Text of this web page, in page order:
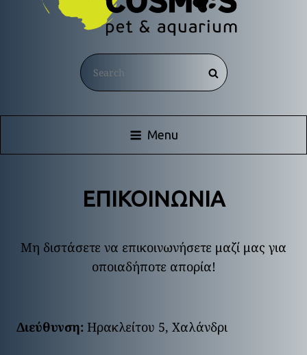
VENIZELOS COSMOS
Χονδρική Ειδών Pet & Κατασκευή Ενυδρείων
Search
for:
Search
Menu
ΕΠΙΚΟΙΝΩΝΙΑ
Μη διστάσετε να επικοινωνήσετε μαζί μας για
οποιαδήποτε απορία!
Διεύθυνση: Ηρακλείτου 5, Χαλάνδρι